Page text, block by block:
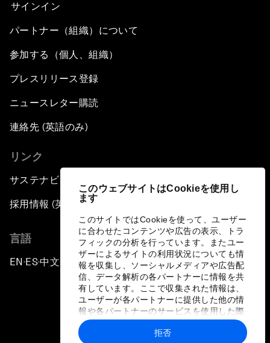
このウェブサイトはCookieを使用し
ます
このサイトではCookieを使って、ユーザー
に合わせたコンテンツや広告の表示、トラ
フィックの分析を行っています。またユー
ザーによるサイトの利用状況についても情
報を収集し、ソーシャルメディアや広告配
信、データ解析の各パートナーに情報を共
有しています。ここで収集された情報は、
ユーザーが各パートナーに提供した他の情
報や各パートナーのサービスを使用した際
に収集された情報と組み合わされ、各パー
トナーによって使用されることがありま
拒否
サインイン
パートナー（組織）について
参加する（個人、組織）
プレスリリース登録
ニュースレター購読
連絡先 (英語のみ)
リンク
サステナビリティへの取り組み
採用情報 (英語のみ)
言語
EN ▪ ES▪中文▪ 日本語